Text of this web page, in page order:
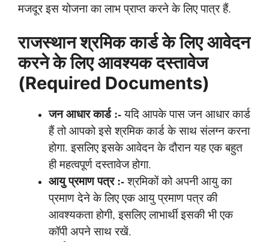
मजदूर इस योजना का लाभ प्राप्त करने के लिए पात्र हैं.
राजस्थान श्रमिक कार्ड के लिए आवेदन
करने के लिए आवश्यक दस्तावेज
(Required Documents)
जन आधार कार्ड:-यदि आपके पास जन आधार कार्ड
हैं तो आपको इसे श्रमिक कार्ड के साथ संलग्न करना
होगा. इसलिए इसके आवेदन के दौरान यह एक बहुत
ही महत्वपूर्ण दस्तावेज होगा.
आयु प्रमाण पत्र:-श्रमिकों को अपनी आयु का
प्रमाण देने के लिए एक आयु प्रमाण पत्र की
आवश्यकता होगी, इसलिए लाभार्थी इसकी भी एक
कॉपी अपने साथ रखें.